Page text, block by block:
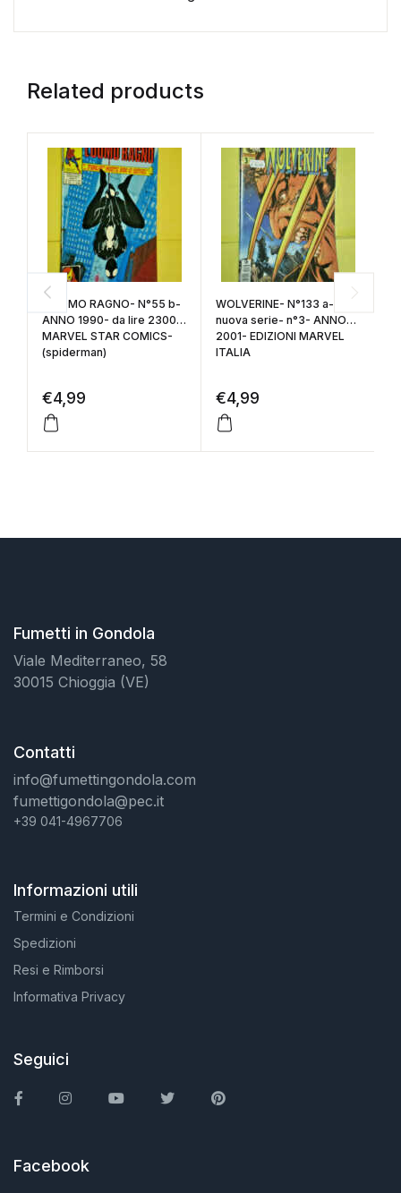
Related products
L'UOMO RAGNO- N°55 b-
ANNO 1990- da lire 2300-
MARVEL STAR COMICS-
(spiderman)
€4,99
WOLVERINE- N°133 a-
nuova serie- n°3- ANNO
2001- EDIZIONI MARVEL
ITALIA
€4,99
Fumetti in Gondola
Viale Mediterraneo, 58
30015 Chioggia (VE)
Contatti
info@fumettingondola.com
fumettigondola@pec.it
+39 041-4967706
Informazioni utili
Termini e Condizioni
Spedizioni
Resi e Rimborsi
Informativa Privacy
Seguici
FacebookInstagramYou TubeTwitter Pinterest
Facebook